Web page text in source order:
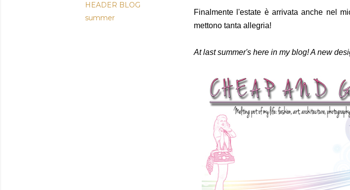
HEADER BLOG
summer
Finalmente l'estate è arrivata anche nel
mettono tanta allegria!
At last summer's here in my blog! A new